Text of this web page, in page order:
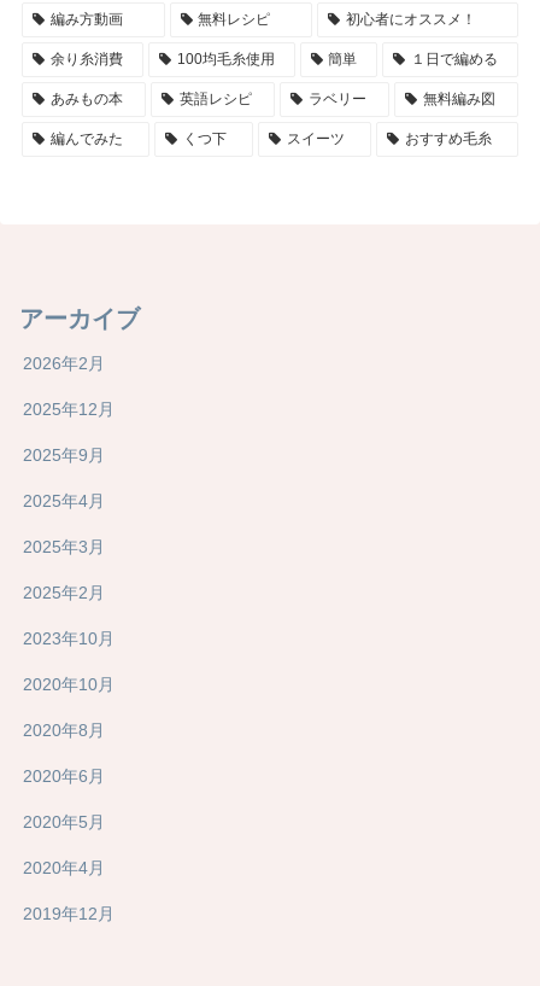
編み方動画 無料レシピ 初心者にオススメ！
余り糸消費 100均毛糸使用 簡単 １日で編める
あみもの本 英語レシピ ラベリー 無料編み図
編んでみた くつ下 スイーツ おすすめ毛糸
アーカイブ
2026年2月
2025年12月
2025年9月
2025年4月
2025年3月
2025年2月
2023年10月
2020年10月
2020年8月
2020年6月
2020年5月
2020年4月
2019年12月